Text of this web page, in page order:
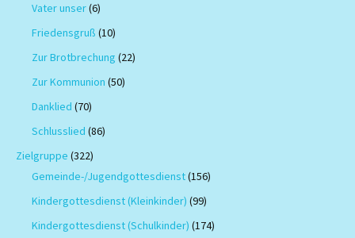
Vater unser(6)
Friedensgruß (10)
Zur Brotbrechung (22)
Zur Kommunion (50)
Danklied (70)
Schlusslied (86)
Zielgruppe (322)
Gemeinde-/Jugendgottesdienst(156)
Kindergottesdienst (Kleinkinder) (99)
Kindergottesdienst (Schulkinder) (174)